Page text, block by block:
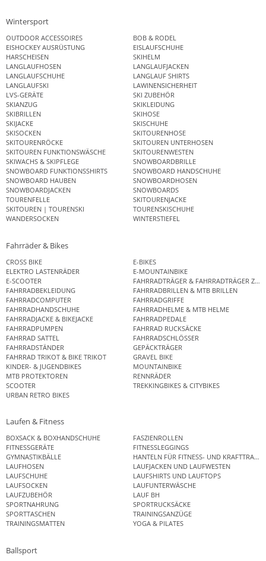
Wintersport
OUTDOOR ACCESSOIRES
BOB & RODEL
EISHOCKEY AUSRÜSTUNG
EISLAUFSCHUHE
HARSCHEISEN
SKIHELM
LANGLAUFHOSEN
LANGLAUFJACKEN
LANGLAUFSCHUHE
LANGLAUF SHIRTS
LANGLAUFSKI
LAWINENSICHERHEIT
LVS-GERÄTE
SKI ZUBEHÖR
SKIANZUG
SKIKLEIDUNG
SKIBRILLEN
SKIHOSE
SKIJACKE
SKISCHUHE
SKISOCKEN
SKITOURENHOSE
SKITOURENRÖCKE
SKITOUREN UNTERHOSEN
SKITOUREN FUNKTIONSWÄSCHE
SKITOURENWESTEN
SKIWACHS & SKIPFLEGE
SNOWBOARDBRILLE
SNOWBOARD FUNKTIONSSHIRTS
SNOWBOARD HANDSCHUHE
SNOWBOARD HAUBEN
SNOWBOARDHOSEN
SNOWBOARDJACKEN
SNOWBOARDS
TOURENFELLE
SKITOURENJACKE
SKITOUREN | TOURENSKI
TOURENSKISCHUHE
WANDERSOCKEN
WINTERSTIEFEL
Fahrräder & Bikes
CROSS BIKE
E-BIKES
ELEKTRO LASTENRÄDER
E-MOUNTAINBIKE
E-SCOOTER
FAHRRADTRÄGER & FAHRRADTRÄGER
FAHRRADBEKLEIDUNG
FAHRRADBRILLEN & MTB BRILLEN
FAHRRADCOMPUTER
FAHRRADGRIFFE
FAHRRADHANDSCHUHE
FAHRRADHELME & MTB HELME
FAHRRADJACKE & BIKEJACKE
FAHRRADPEDALE
FAHRRADPUMPEN
FAHRRAD RUCKSÄCKE
FAHRRAD SATTEL
FAHRRADSCHLÖSSER
FAHRRADSTÄNDER
GEPÄCKTRÄGER
FAHRRAD TRIKOT & BIKE TRIKOT
GRAVEL BIKE
KINDER- & JUGENDBIKES
MOUNTAINBIKE
MTB PROTEKTOREN
RENNRÄDER
SCOOTER
TREKKINGBIKES & CITYBIKES
URBAN RETRO BIKES
Laufen & Fitness
BOXSACK & BOXHANDSCHUHE
FASZIENROLLEN
FITNESSGERÄTE
FITNESSLEGGINGS
GYMNASTIKBÄLLE
HANTELN FÜR FITNESS- UND
LAUFHOSEN
LAUFJACKEN UND LAUFWESTEN
LAUFSCHUHE
LAUFSHIRTS UND LAUFTOPS
LAUFSOCKEN
LAUFUNTERWÄSCHE
LAUFZUBEHÖR
LAUF BH
SPORTNAHRUNG
SPORTRUCKSÄCKE
SPORTTASCHEN
TRAININGSANZÜGE
TRAININGSMATTEN
YOGA & PILATES
Ballsport